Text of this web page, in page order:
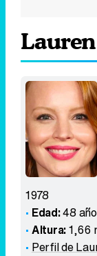
1978
Edad:48
Altura:1,66
Perfil de